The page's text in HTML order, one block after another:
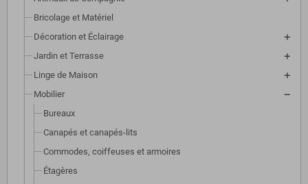
Bricolage et Matériel
Décoration et Éclairage
Jardin et Terrasse
Linge de Maison
Mobilier
Bureaux
Canapés et canapés-lits
Commodes, coiffeuses et armoires
Étagères